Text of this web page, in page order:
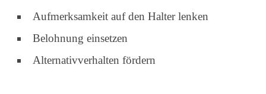
Aufmerksamkeit auf den Halter lenken
Belohnung einsetzen
Alternativverhalten fördern